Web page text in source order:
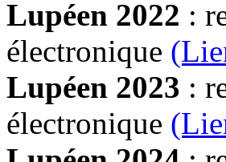
Lupéen 2022 :
électronique
Lupéen 2023 :
électronique